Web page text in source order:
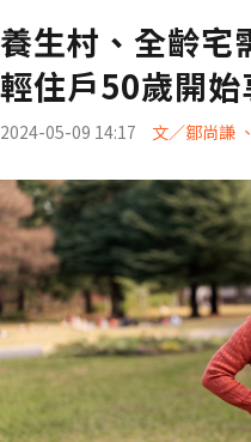
養生村、全齡宅
輕住戶50歲開
2024-05-09 14:17 文／鄒尚謙